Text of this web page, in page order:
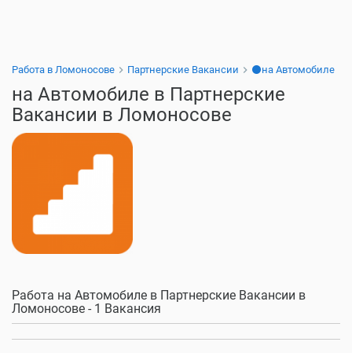
Работа в Ломоносове Партнерские Вакансии ⚫на Автомобиле
на Автомобиле в Партнерские
Вакансии в Ломоносове
Работа на Автомобиле в Партнерские Вакансии в
Ломоносове - 1 Вакансия